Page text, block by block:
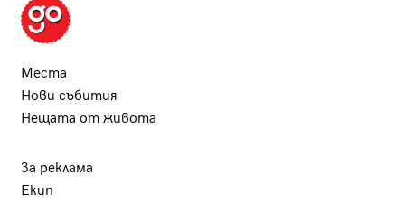
Места
Нови събития
Нещата от живота
За реклама
Екип